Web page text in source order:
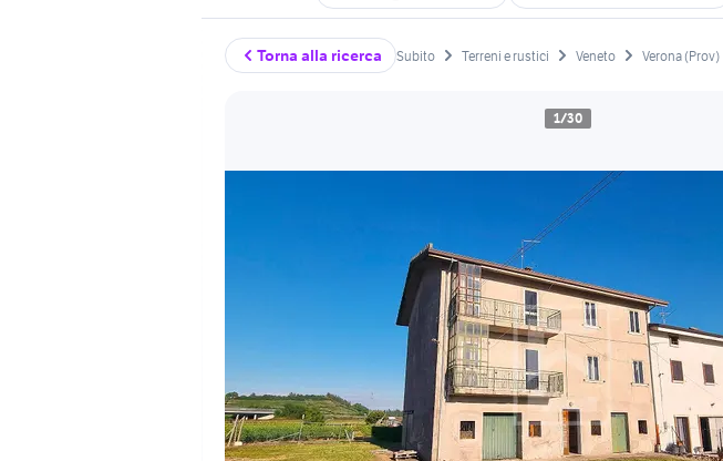
Torna alla ricerca Subito Terreni e rustici Veneto Verona (Prov)
1/30